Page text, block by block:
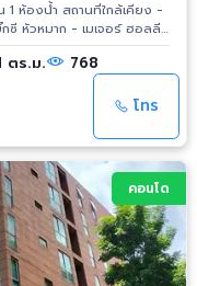
ที่ใกล้เคียง -
ซี หัวหมาก - เมเจอร์ ฮอลลี
ยาลัยรามคำแหง - สนามกีฬา
ตร.ม. 768
โทร
คอนโด